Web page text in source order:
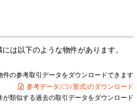
は以下のような物件があります。
件の参考取引データをダウンロードできます
参考データ(CSV形式)のダウンロード
類似する過去の取引データをダウンロード